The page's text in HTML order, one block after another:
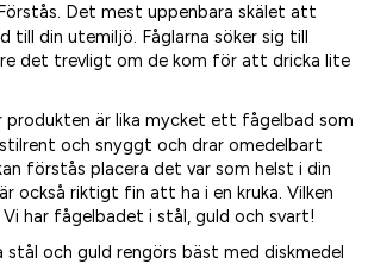
Det mest uppenbara skälet att
till din utemiljö. Fåglarna söker sig till
det trevligt om de kom för att dricka lite
produkten är lika mycket ett fågelbad som
och snyggt och drar omedelbart
förstås placera det var som helst i din
också riktigt fin att ha i en kruka. Vilken
har fågelbadet i stål, guld och svart!
stål och guld rengörs bäst med diskmedel